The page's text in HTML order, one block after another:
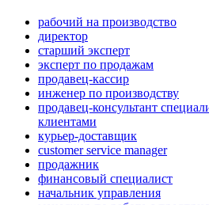
рабочий на производство
директор
старший эксперт
эксперт по продажам
продавец-кассир
инженер по производству
продавец-консультант
клиентами
курьер-доставщик
customer service manager
продажник
финансовый специалист
начальник управления